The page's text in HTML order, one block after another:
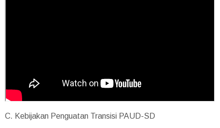
C. Kebijakan Penguatan Transisi PAUD-SD